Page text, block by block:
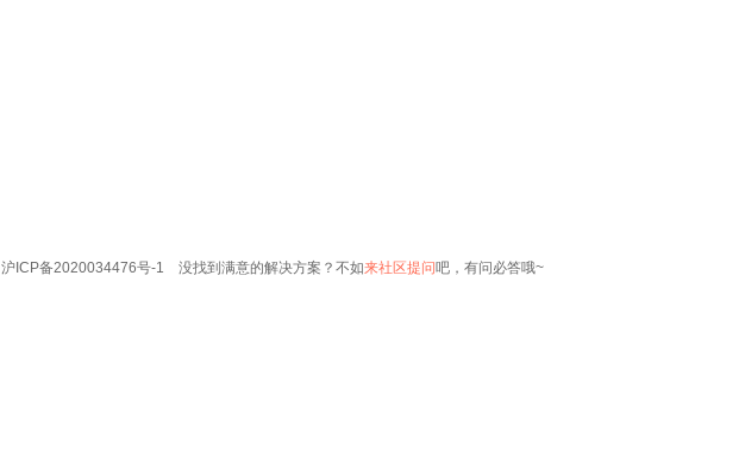
沪ICP备2020034476号-1 没找到满意的解决方案？不如来社区提问吧，有问必答哦~